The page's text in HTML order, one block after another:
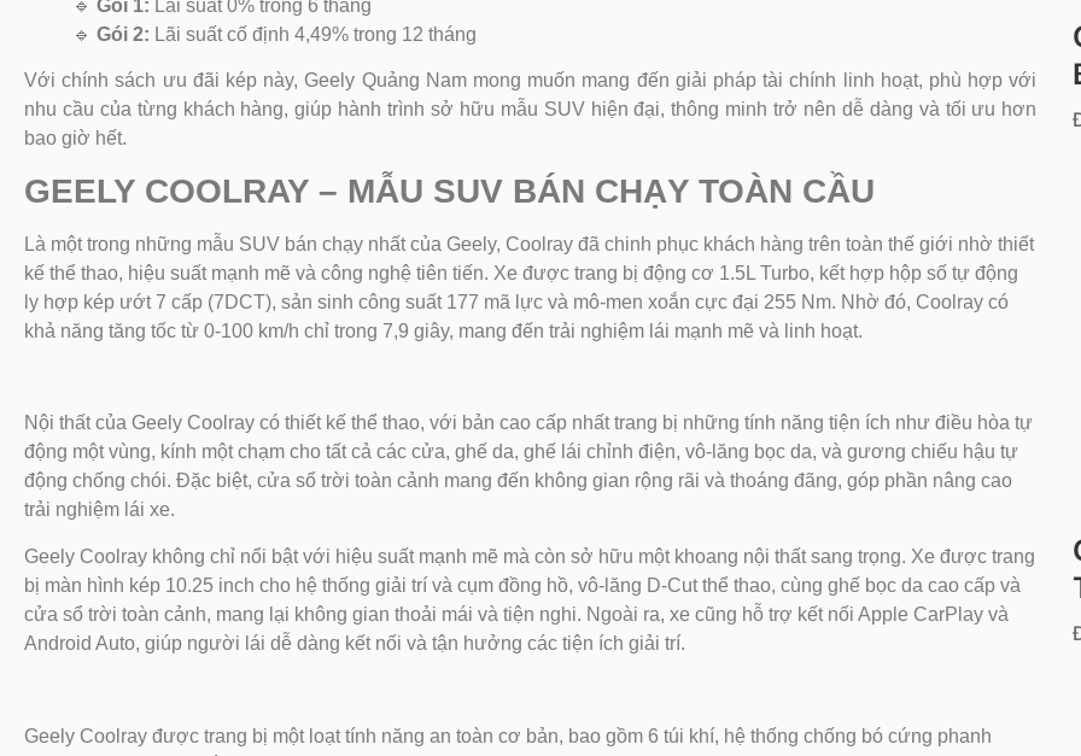
🔹 Gói 1: Lãi suất 0% trong 6 tháng
🔹 Gói 2: Lãi suất cố định 4,49% trong 12 tháng
Với chính sách ưu đãi kép này, Geely Quảng Nam mong muốn mang đến giải pháp tài chính linh hoạt, phù hợp với
nhu cầu của từng khách hàng, giúp hành trình sở hữu mẫu SUV hiện đại, thông minh trở nên dễ dàng và tối ưu hơn
bao giờ hết.
GEELY COOLRAY – MẪU SUV BÁN CHẠY TOÀN CẦU
Là một trong những mẫu SUV bán chạy nhất của Geely, Coolray đã chinh phục khách hàng trên toàn thế giới nhờ thiết
kế thể thao, hiệu suất mạnh mẽ và công nghệ tiên tiến. Xe được trang bị động cơ 1.5L Turbo, kết hợp hộp số tự động
ly hợp kép ướt 7 cấp (7DCT), sản sinh công suất 177 mã lực và mô-men xoắn cực đại 255 Nm. Nhờ đó, Coolray có
khả năng tăng tốc từ 0-100 km/h chỉ trong 7,9 giây, mang đến trải nghiệm lái mạnh mẽ và linh hoạt.
Nội thất của Geely Coolray có thiết kế thể thao, với bản cao cấp nhất trang bị những tính năng tiện ích như điều hòa tự
động một vùng, kính một chạm cho tất cả các cửa, ghế da, ghế lái chỉnh điện, vô-lăng bọc da, và gương chiếu hậu tự
động chống chói. Đặc biệt, cửa sổ trời toàn cảnh mang đến không gian rộng rãi và thoáng đãng, góp phần nâng cao
trải nghiệm lái xe.
Geely Coolray không chỉ nổi bật với hiệu suất mạnh mẽ mà còn sở hữu một khoang nội thất sang trọng. Xe được trang
bị màn hình kép 10.25 inch cho hệ thống giải trí và cụm đồng hồ, vô-lăng D-Cut thể thao, cùng ghế bọc da cao cấp và
cửa sổ trời toàn cảnh, mang lại không gian thoải mái và tiện nghi. Ngoài ra, xe cũng hỗ trợ kết nối Apple CarPlay và
Android Auto, giúp người lái dễ dàng kết nối và tận hưởng các tiện ích giải trí.
Geely Coolray được trang bị một loạt tính năng an toàn cơ bản, bao gồm 6 túi khí, hệ thống chống bó cứng phanh